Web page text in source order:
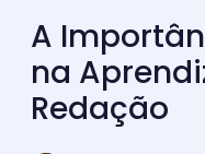
A
na
Redação